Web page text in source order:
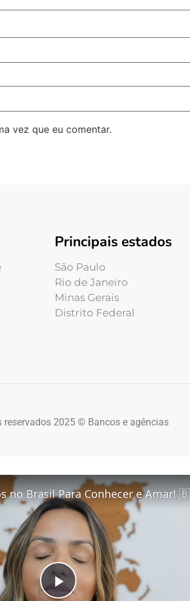
vez que eu comentar.
Principais estados
São Paulo
Rio de Janeiro
Minas Gerais
Distrito Federal
reservados 2025 © Bancos e agências